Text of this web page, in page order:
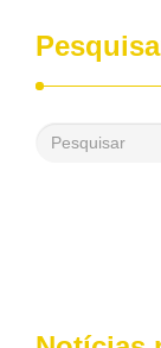
passado, essa
reais, com suas
saneamento
Patriota disse